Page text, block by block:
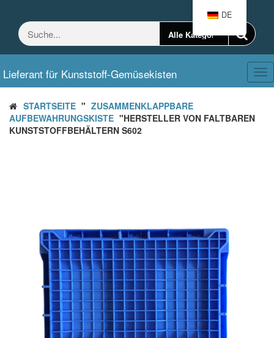
springen
Lieferant für Kunststoff-Gemüsekisten
STARTSEITE " ZUSAMMENKLAPPBARE
AUFBEWAHRUNGSKISTE "HERSTELLER VON FALTBAREN
KUNSTSTOFFBEHÄLTERN S602
DE